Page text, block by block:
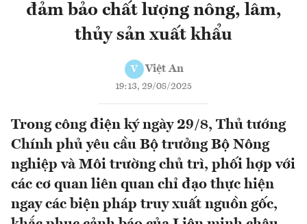
đảm bảo chất lượng nông, lâm,
thủy sản xuất khẩu
V Việt An
19:13, 29/08/2025
Trong công điện ký ngày 29/8, Thủ tướng
Chính phủ yêu cầu Bộ trưởng Bộ Nông
nghiệp và Môi trường chủ trì, phối hợp với
các cơ quan liên quan chỉ đạo thực hiện
ngay các biện pháp truy xuất nguồn gốc,